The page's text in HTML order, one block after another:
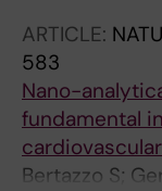
ARTICLE:
583
Nano-
fundamental
Bertazzo S;